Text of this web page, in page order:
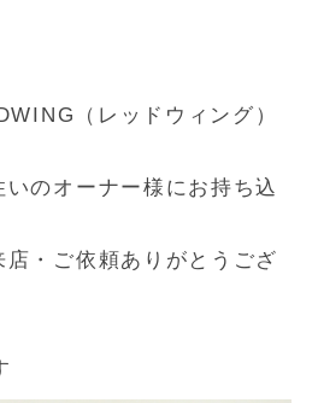
（レッドウィング）
のオーナー様にお持ち込
・ご依頼ありがとうござ